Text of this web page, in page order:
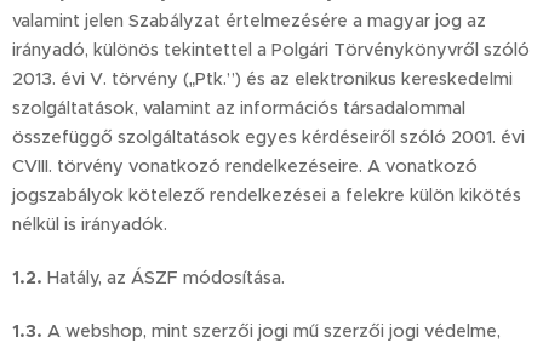
valamint jelen Szabályzat értelmezésére a magyar jog az
irányadó, különös tekintettel a Polgári Törvénykönyvről szóló
2013. évi V. törvény („Ptk.”) és az elektronikus kereskedelmi
szolgáltatások, valamint az információs társadalommal
összefüggő szolgáltatások egyes kérdéseiről szóló 2001. évi
CVIII. törvény vonatkozó rendelkezéseire. A vonatkozó
jogszabályok kötelező rendelkezései a felekre külön kikötés
nélkül is irányadók.
1.2. Hatály, az ÁSZF módosítása.
1.3. A webshop, mint szerzői jogi mű szerzői jogi védelme,